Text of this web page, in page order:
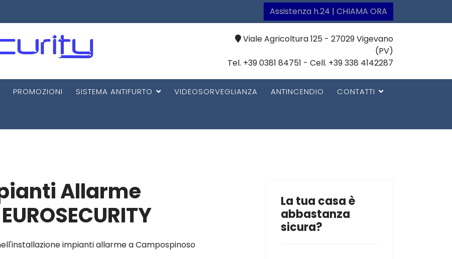
Assistenza h.24 | CHIAMA ORA
Viale Agricoltura 125 - 27029 Vigevano
(PV)
Tel. +39 0381 84751 - Cell. +39 338 4142287
PROMOZIONI SISTEMA ANTIFURTO VIDEOSORVEGLIANZA ANTINCENDIO CONTATTI
Allarme
impianti allarme a Campospinoso
La tua casa è
abbastanza
sicura?